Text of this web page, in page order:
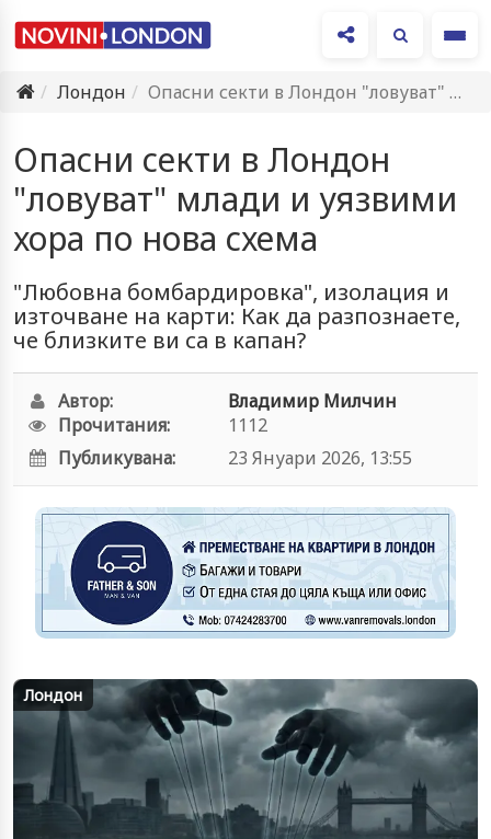
Лондон
Опасни секти в Лондон "ловуват" млади и уязвими хора по…
Опасни секти в Лондон
"ловуват" млади и уязвими
хора по нова схема
"Любовна бомбардировка", изолация и
източване на карти: Как да разпознаете,
че близките ви са в капан?
Автор:
Владимир Милчин
Прочитания:
1112
Публикувана:
23 Януари 2026, 13:55
Лондон